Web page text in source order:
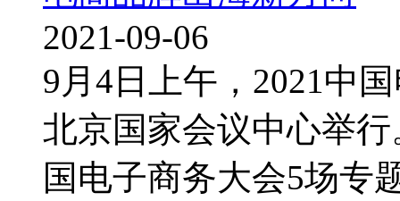
2021-09-06
9月4日上午，2021中
北京国家会议中心举
国电子商务大会5场专